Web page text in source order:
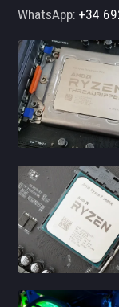
WhatsApp:+34